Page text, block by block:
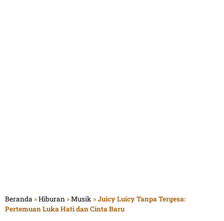
Beranda »Hiburan »Musik »Juicy Luicy Tanpa Tergesa:
Pertemuan Luka Hati dan Cinta Baru